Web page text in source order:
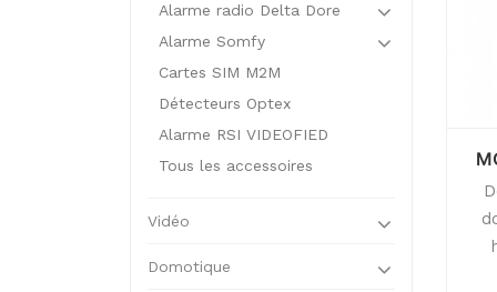
Alarme radio Delta Dore
Alarme Somfy
Cartes SIM M2M
Détecteurs Optex
Alarme RSI VIDEOFIED
Tous les accessoires
Vidéo
Domotique